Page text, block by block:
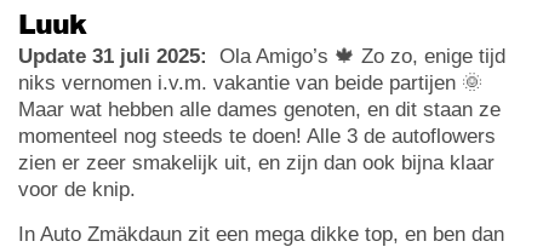
Luuk
Update 31 juli 2025: Ola Amigo’s 🍁 Zo zo, enige tijd
niks vernomen i.v.m. vakantie van beide partijen 🌞
Maar wat hebben alle dames genoten, en dit staan ze
momenteel nog steeds te doen! Alle 3 de autoflowers
zien er zeer smakelijk uit, en zijn dan ook bijna klaar
voor de knip.
In Auto Zmäkdaun zit een mega dikke top, en ben dan